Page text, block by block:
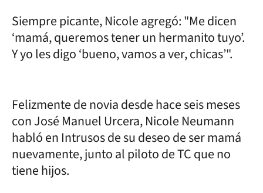
Siempre picante, Nicole agregó: "Me dicen
‘mamá, queremos tener un hermanito tuyo’.
Y yo les digo ‘bueno, vamos a ver, chicas’".
Felizmente de novia desde hace seis meses
con José Manuel Urcera, Nicole Neumann
habló en Intrusos de su deseo de ser mamá
nuevamente, junto al piloto de TC que no
tiene hijos.